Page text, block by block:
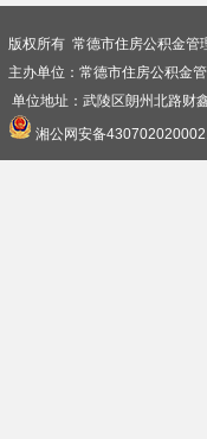
版权所有 常德市住房公积金
主办单位：常德市住房公积金
单位地址：武陵区朗州北路
湘公网安备